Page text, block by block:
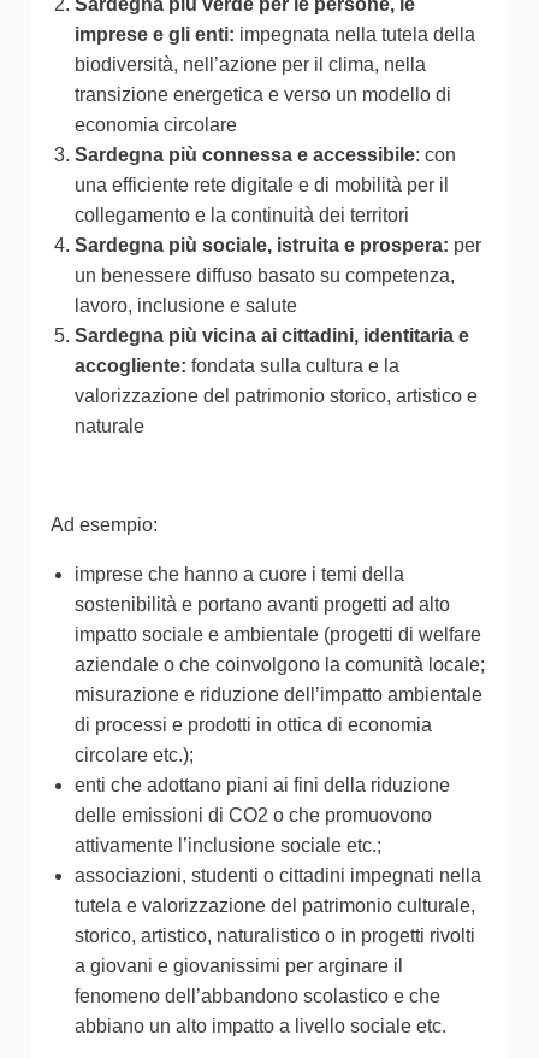
imprese e gli enti: impegnata nella tutela della
biodiversità, nell’azione per il clima, nella
transizione energetica e verso un modello di
economia circolare
Sardegna più connessa e accessibile: con
una efficiente rete digitale e di mobilità per il
collegamento e la continuità dei territori
Sardegna più sociale, istruita e prospera: per
un benessere diffuso basato su competenza,
lavoro, inclusione e salute
Sardegna più vicina ai cittadini, identitaria e
accogliente: fondata sulla cultura e la
valorizzazione del patrimonio storico, artistico e
naturale
Ad esempio:
imprese che hanno a cuore i temi della
sostenibilità e portano avanti progetti ad alto
impatto sociale e ambientale (progetti di welfare
aziendale o che coinvolgono la comunità locale;
misurazione e riduzione dell’impatto ambientale
di processi e prodotti in ottica di economia
circolare etc.);
enti che adottano piani ai fini della riduzione
delle emissioni di CO2 o che promuovono
attivamente l’inclusione sociale etc.;
associazioni, studenti o cittadini impegnati nella
tutela e valorizzazione del patrimonio culturale,
storico, artistico, naturalistico o in progetti rivolti
a giovani e giovanissimi per arginare il
fenomeno dell’abbandono scolastico e che
abbiano un alto impatto a livello sociale etc.